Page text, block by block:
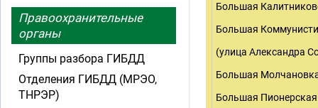
Большая
Большая
(улица Александра
Большая
Большая
Правоохранительные
органы
Группы разбора ГИБДД
Отделения ГИБДД (МРЭО,
ТНРЭР)